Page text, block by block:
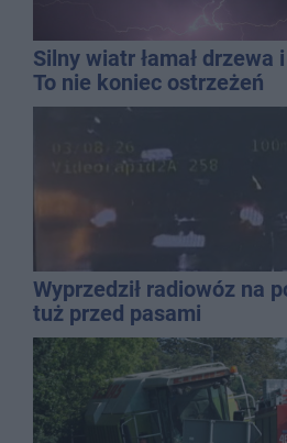
Silny wiatr łamał drzewa
To nie koniec ostrzeżeń
Wyprzedził radiowóz na
tuż przed pasami